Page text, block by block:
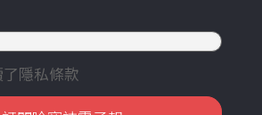
隱私條款